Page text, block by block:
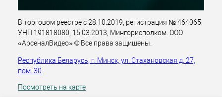
В торговом реестре с 28.10.2019, регистрация № 464065.
УНП 191818080, 15.03.2013, Мингорисполком. ООО
«АрсеналВидео» © Все права защищены.
Республика Беларусь, г. Минск, ул. Стахановская д. 27,
пом. 30
Посмотреть на карте